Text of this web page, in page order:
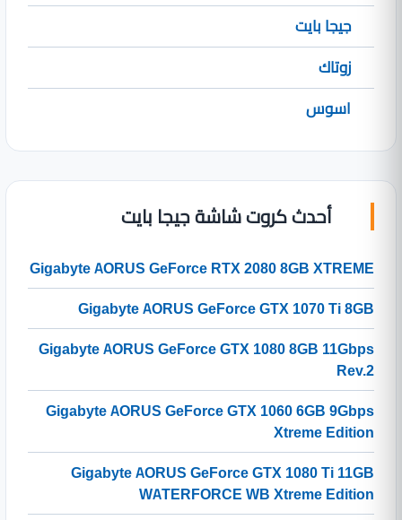
جيجا بايت
زوتاك
اسوس
أحدث كروت شاشة جيجا بايت
Gigabyte AORUS GeForce RTX 2080 8GB XTREME
Gigabyte AORUS GeForce GTX 1070 Ti 8GB
Gigabyte AORUS GeForce GTX 1080 8GB 11Gbps
Rev.2
Gigabyte AORUS GeForce GTX 1060 6GB 9Gbps
Xtreme Edition
Gigabyte AORUS GeForce GTX 1080 Ti 11GB
WATERFORCE WB Xtreme Edition